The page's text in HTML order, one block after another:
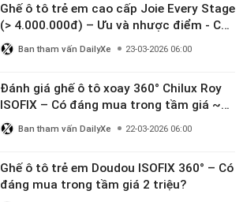
Ghế ô tô trẻ em cao cấp Joie Every Stage
(> 4.000.000đ) – Ưu và nhược điểm - Có
đáng đầu tư cho bé từ 0–12 tuổi?
Ban tham vấn DailyXe 23-03-2026 06:00
Đánh giá ghế ô tô xoay 360° Chilux Roy
ISOFIX – Có đáng mua trong tầm giá ~3
triệu
Ban tham vấn DailyXe 22-03-2026 06:00
Ghế ô tô trẻ em Doudou ISOFIX 360° – Có
đáng mua trong tầm giá 2 triệu?